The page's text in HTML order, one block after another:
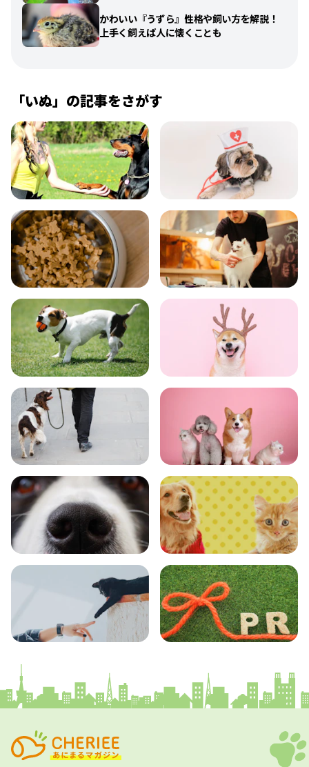
かわいい『うずら』性格や飼い方を解説！
上手く飼えば人に懐くことも
「いぬ」の記事をさがす
飼い方 健康
食事 お手入れ
トレーニング グッズ
おでかけ 図鑑
エンタメ クイズ